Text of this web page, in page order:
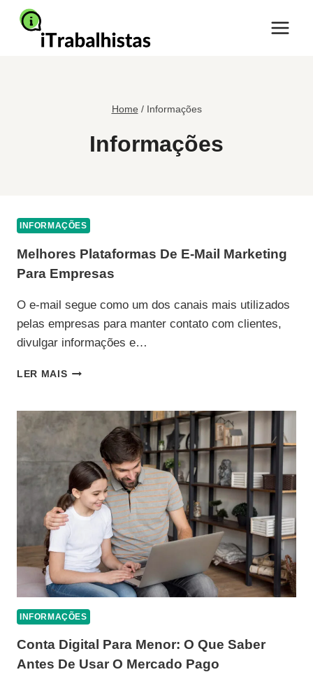
Pular
para
Home / Informações
Informações
INFORMAÇÕES
Melhores Plataformas De E-Mail Marketing
Para Empresas
O e-mail segue como um dos canais mais utilizados
pelas empresas para manter contato com clientes,
divulgar informações e…
LER MAISMELHORES
MARKETING
PARA
EMPRESAS
INFORMAÇÕES
Conta Digital Para Menor: O Que Saber
Antes De Usar O Mercado Pago